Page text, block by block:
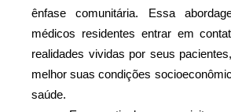
ênfase comunitária. Essa
médicos residentes entrar em
realidades vividas por seus
melhor suas condições
saúde.